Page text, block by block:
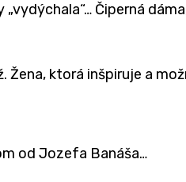
Čiperná
Žena, ktorá inšpiruje a
od Jozefa Banáša…